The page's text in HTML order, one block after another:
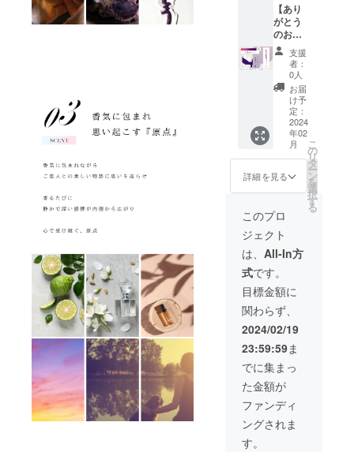
税込の
金額で
す。
できま
せん
が、リ
ターン
配送予
定月か
ら4か月
を超え
た場合
には、
ご希望
者に限
りキャ
対応を
させて
きま
す。 ※
送料・
税込の
金額で
す。
上回っ
た場
合、製
造工程
上の都
合や配
送作業
等にに
より出
荷時期
が送れ
る場合
ます。
※原則と
配送遅
延に伴
うご支
援の
キャン
セルは
できま
せん
が、リ
ターン
配送予
定月か
ら4か月
を超え
た場合
には、
ご希望
者に限
め、お
香本体
や化粧
箱、付
属品な
どのデ
ザイ
ン・仕
様は一
部変更
になる
可能性
いま
す。 ※
の数が
想定を
上回っ
た場
造工程
上の都
合や配
送作業
等にに
より出
荷時期
が送れ
る場合
ござい
ます。
※原則と
して、
香立て
も付属
してお
りすぐ
にご利
用いた
だけま
す。 ※
直径
15cm以
上の受
け皿を
ご用意
くださ
＝＝＝
※製品改
良のた
め、お
香本体
や化粧
箱、付
属品な
どのデ
ン・仕
様は一
部変更
になる
可能性
がござ
いま
定10個
《お届
け予
定》
2024年
2月下旬
より順
次発送
大切な
方への
贈り物
にもご
利用い
ただけ
にもこ
だわり
まし
た。 お
香立て
も付属
してお
りすぐ
にご利
用いた
だけま
す。 ※
直径
15cm以
上の受
け皿を
ご用意
くださ
【あり
がとう
のお香
１０
本】 ※1
本入り
の箱が5
段に
なった
お重が2
つの
セット
です。
《色》
グラ
デー
ション
カラー
（コス
モス）
《ご用
意数
量》 限
定7個
《お届
け予
定》
2024年
2月下旬
より順
次発送
大切な
方への
贈り物
支援
者：
0人
お届
け予
定：
2024
年02
月
詳細を見る
こ
の
リ
タ
ー
ン
を
選
択
す
る
このプロ
ジェクト
は、 All-In方
式です。
目標金額に
関わらず、
2024/02/19
23:59:59ま
でに集まっ
た金額が
ファンディ
ングされま
す。